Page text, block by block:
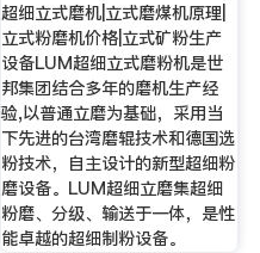
超细立式磨机|立式磨煤机原理|
立式粉磨机价格|立式矿粉生产
设备LUM超细立式磨粉机是世
邦集团结合多年的磨机生产经
验,以普通立磨为基础，采用当
下先进的台湾磨辊技术和德国选
粉技术，自主设计的新型超细粉
磨设备。LUM超细立磨集超细
粉磨、分级、输送于一体，是性
能卓越的超细制粉设备。